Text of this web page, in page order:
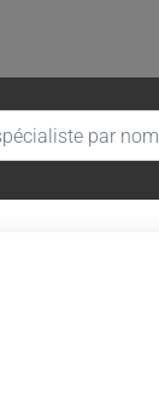
par nom